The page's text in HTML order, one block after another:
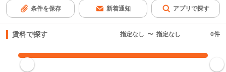
条件を保存 新着通知 アプリで探す
賃料で探す 指定なし 〜 指定なし 0件